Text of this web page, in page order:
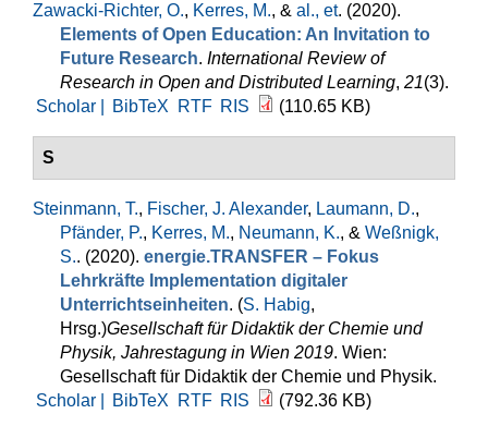
Zawacki-Richter, O., Kerres, M., & al., et. (2020).
Elements of Open Education: An Invitation to
Future Research. International Review of
Research in Open and Distributed Learning, 21(3).
Scholar |
BibTeX RTF RIS (110.65 KB)
S
Steinmann, T., Fischer, J. Alexander, Laumann, D.,
Pfänder, P., Kerres, M., Neumann, K., & Weßnigk,
S.. (2020). energie.TRANSFER – Fokus
Lehrkräfte Implementation digitaler
Unterrichtseinheiten. (S. Habig,
Hrsg.)Gesellschaft für Didaktik der Chemie und
Physik, Jahrestagung in Wien 2019. Wien:
Gesellschaft für Didaktik der Chemie und Physik.
Scholar |
BibTeX RTF RIS (792.36 KB)